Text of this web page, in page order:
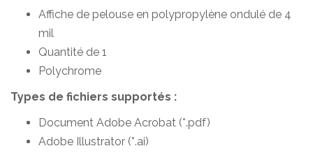
Affiche de pelouse en polypropylène ondulé de 4
mil
Quantité de 1
Polychrome
Types de fichiers supportés :
Document Adobe Acrobat (*.pdf)
Adobe Illustrator (*.ai)